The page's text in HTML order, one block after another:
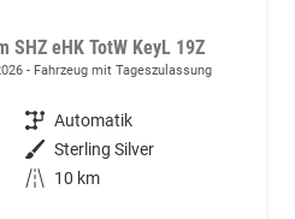
SHZ eHK TotW KeyL 19Z
Fahrzeug mit Tageszulassung
Getriebe Automatik
Außenfarbe Sterling Silver
Kilometerstand
10 km